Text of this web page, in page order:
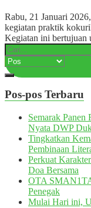
Rabu, 21 Januari
kegiatan praktik
Kegiatan ini bertujuan
Pos-pos Terbaru
Semarak
Nyata DWP
Tingkatkan
Pembinaan
Perkuat
Doa Bersama
OTA
Penegak
Mulai Hari ini,